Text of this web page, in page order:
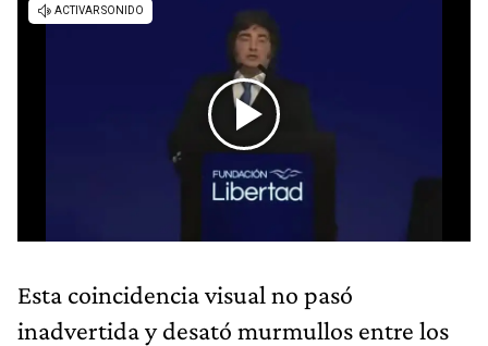
Esta coincidencia visual no pasó
inadvertida y desató murmullos entre los